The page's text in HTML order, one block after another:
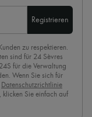
Registrieren
zu respektieren.
sind für 24 Sèvres
für die Verwaltung
Wenn Sie sich für
Datenschutzrichtlinie
Sie einfach auf